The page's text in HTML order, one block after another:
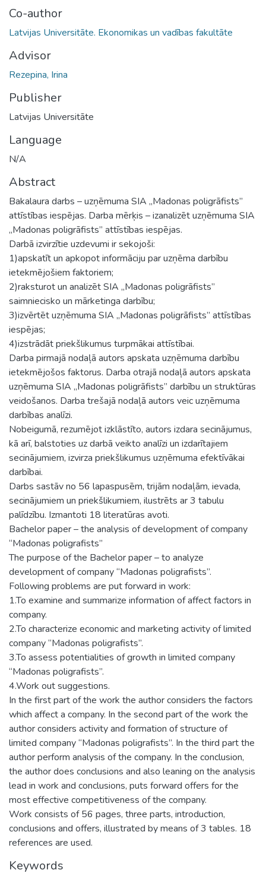
Co-author
Latvijas Universitāte. Ekonomikas un vadības fakultāte
Advisor
Rezepina, Irina
Publisher
Latvijas Universitāte
Language
N/A
Abstract
Bakalaura darbs – uzņēmuma SIA „Madonas poligrāfists”
attīstības iespējas. Darba mērķis – izanalizēt uzņēmuma SIA
„Madonas poligrāfists” attīstības iespējas.
Darbā izvirzītie uzdevumi ir sekojoši:
1)apskatīt un apkopot informāciju par uzņēma darbību
ietekmējošiem faktoriem;
2)raksturot un analizēt SIA „Madonas poligrāfists”
saimniecisko un mārketinga darbību;
3)izvērtēt uzņēmuma SIA „Madonas poligrāfists” attīstības
iespējas;
4)izstrādāt priekšlikumus turpmākai attīstībai.
Darba pirmajā nodaļā autors apskata uzņēmuma darbību
ietekmējošos faktorus. Darba otrajā nodaļā autors apskata
uzņēmuma SIA „Madonas poligrāfists” darbību un struktūras
veidošanos. Darba trešajā nodaļā autors veic uzņēmuma
darbības analīzi.
Nobeigumā, rezumējot izklāstīto, autors izdara secinājumus,
kā arī, balstoties uz darbā veikto analīzi un izdarītajiem
secinājumiem, izvirza priekšlikumus uzņēmuma efektīvākai
darbībai.
Darbs sastāv no 56 lapaspusēm, trijām nodaļām, ievada,
secinājumiem un priekšlikumiem, ilustrēts ar 3 tabulu
palīdzību. Izmantoti 18 literatūras avoti.
Bachelor paper – the analysis of development of company
“Madonas poligrafists”
The purpose of the Bachelor paper – to analyze
development of company “Madonas poligrafists”.
Following problems are put forward in work:
1.To examine and summarize information of affect factors in
company.
2.To characterize economic and marketing activity of limited
company “Madonas poligrafists”.
3.To assess potentialities of growth in limited company
“Madonas poligrafists”.
4.Work out suggestions.
In the first part of the work the author considers the factors
which affect a company. In the second part of the work the
author considers activity and formation of structure of
limited company “Madonas poligrafists”. In the third part the
author perform analysis of the company. In the conclusion,
the author does conclusions and also leaning on the analysis
lead in work and conclusions, puts forward offers for the
most effective competitiveness of the company.
Work consists of 56 pages, three parts, introduction,
conclusions and offers, illustrated by means of 3 tables. 18
references are used.
Keywords